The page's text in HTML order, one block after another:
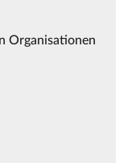
Organisationen